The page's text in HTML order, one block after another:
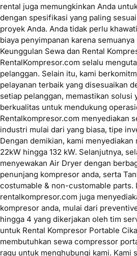
rental juga memungkinkan Anda
dengan spesifikasi yang paling
proyek Anda. Anda tidak perlu
biaya penyimpanan karena
Keunggulan Sewa dan Rental
RentalKompresor.com selalu
pelanggan. Selain itu, kami
pelayanan terbaik yang disesuaikan
setiap pelanggan, memastikan solusi
berkualitas untuk mendukung
Rentalkompresor.com menyediakan
industri mulai dari yang biasa, tipe
Dengan demikian, kami
22kW hingga 132 kW. Selanjutnya,
menyewakan Air Dryer dengan
penunjang kompresor anda, serta
costumable & non-customable parts.
rentalkompresor.com juga
kompresor anda, mulai dari
hingga 4 yang dikerjakan oleh tim
untuk Rental Kompresor Portable
membutuhkan sewa compressor
ragu untuk menghubungi kami. Kami